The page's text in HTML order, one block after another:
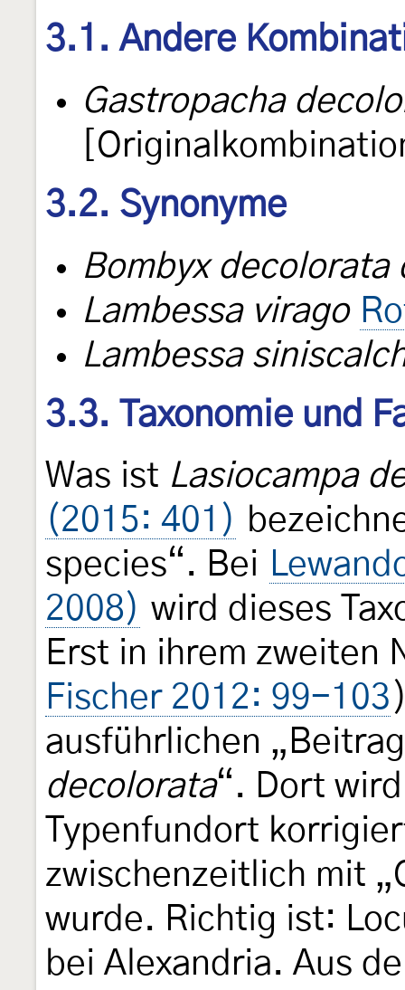
3.1. Andere
Gastropacha
3.2. Synonyme
Bombyx decolorata
Lambessa virago
Lambessa
3.3. Taxonomie und
Was ist Lasiocampa
(2015: 401)
species“. Bei
2008) wird dieses
Erst in ihrem zweiten
Fischer 2012: 99-103
ausführlichen
decolorata“. Dort
Typenfundort
zwischenzeitlich mit
wurde. Richtig ist:
bei Alexandria. Aus